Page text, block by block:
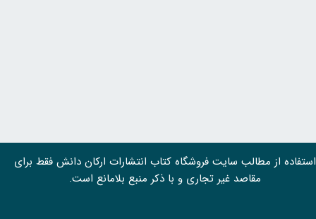
استفاده از مطالب سايت فروشگاه کتاب انتشارات ارکان دانش فقط برای
مقاصد غیر تجاری و با ذکر منبع بلامانع است.